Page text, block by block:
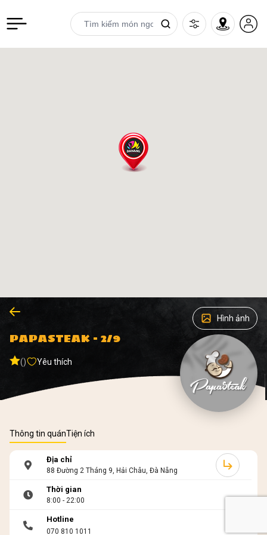
Hình ảnh
PAPASTEAK - 2/9
() Yêu thích
Thông tin quánTiện ích
Địa chỉ
88 Đường 2 Tháng 9, Hải Châu, Đà Nẵng
Thời gian
8:00 - 22:00
Hotline
070 810 1011